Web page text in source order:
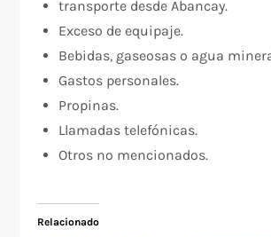
transporte desde Abancay.
Exceso de equipaje.
Bebidas, gaseosas o agua
Gastos personales.
Propinas.
Llamadas telefónicas.
Otros no mencionados.
Relacionado